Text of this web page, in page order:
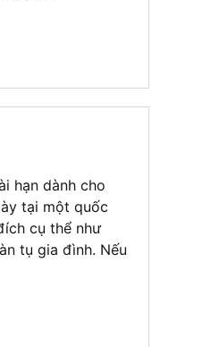
hạn dành cho
tại một quốc
cụ thể như
tụ gia đình. Nếu